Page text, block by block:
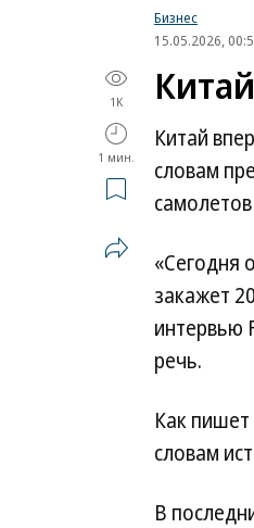
Бизнес
15.05.2026,
1K
1 мин.
Китай
словам
«Сегодня
закажет
интервью
речь.
Как
словам
В